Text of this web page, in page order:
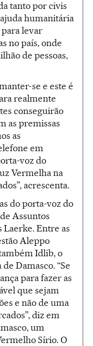
tanto por civis
humanitária
levar
no país, onde
de pessoas,
se e este é
realmente
conseguirão
as premissas
as
em
voz do
Vermelha na
acrescenta.
do porta-voz do
Assuntos
Laerke. Entre as
Aleppo
Idlib, o
Damasco. “Se
para fazer as
que sejam
e não de uma
diz em
um
Sírio. O